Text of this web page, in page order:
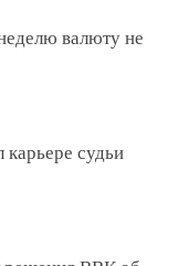
валюту не
карьере судьи